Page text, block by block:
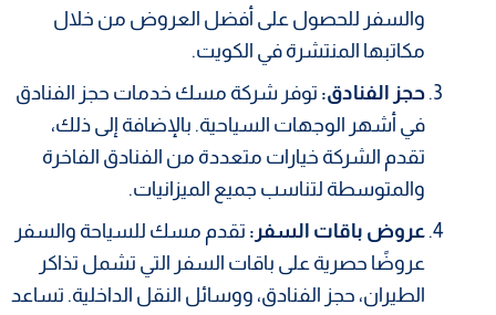
والسفر للحصول على أفضل العروض من خلال
مكاتبها المنتشرة في الكويت.
حجز الفنادق: توفر شركة مسك خدمات حجز الفنادق
في أشهر الوجهات السياحية. بالإضافة إلى ذلك،
تقدم الشركة خيارات متعددة من الفنادق الفاخرة
والمتوسطة لتناسب جميع الميزانيات.
عروض باقات السفر: تقدم مسك للسياحة والسفر
عروضًا حصرية على باقات السفر التي تشمل تذاكر
الطيران، حجز الفنادق، ووسائل النقل الداخلية. تساعد